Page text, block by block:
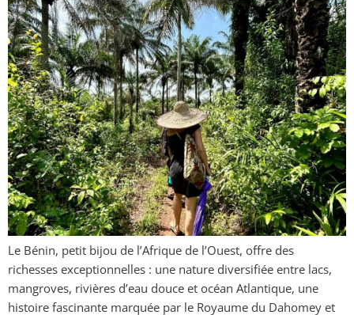
Le Bénin, petit bijou de l’Afrique de l’Ouest, offre des
richesses exceptionnelles : une nature diversifiée entre lacs,
mangroves, rivières d’eau douce et océan Atlantique, une
histoire fascinante marquée par le Royaume du Dahomey et